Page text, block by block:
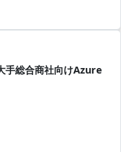
手総合商社向けAzure